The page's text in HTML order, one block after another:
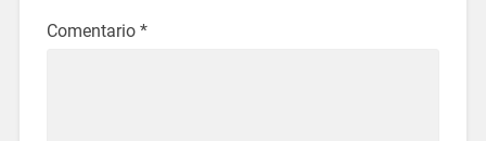
Comentario *